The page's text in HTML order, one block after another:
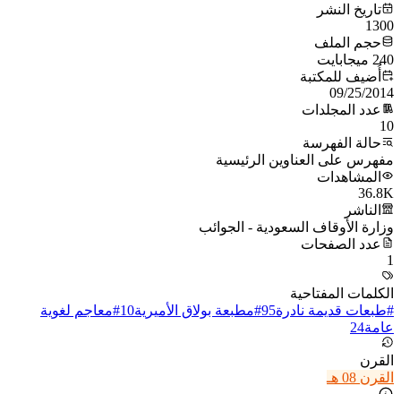
تاريخ النشر
1300
حجم الملف
240 ميجابايت
أُضيف للمكتبة
09/25/2014
عدد المجلدات
10
حالة الفهرسة
مفهرس على العناوين الرئيسية
المشاهدات
36.8K
الناشر
وزارة الأوقاف السعودية - الجوائب
عدد الصفحات
1
الكلمات المفتاحية
#طبعات قديمة نادرة95
#مطبعة بولاق الأميرية10
#معاجم لغوية
عامة24
القرن
القرن 08 هـ